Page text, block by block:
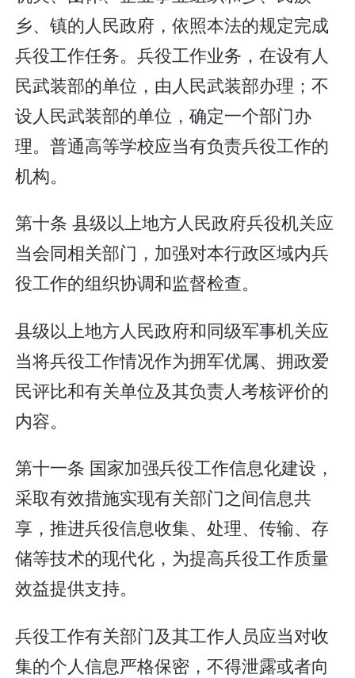
乡、镇的人民政府，依照本法的规定完成
兵役工作任务。兵役工作业务，在设有人
民武装部的单位，由人民武装部办理；不
设人民武装部的单位，确定一个部门办
理。普通高等学校应当有负责兵役工作的
机构。
第十条 县级以上地方人民政府兵役机关应
当会同相关部门，加强对本行政区域内兵
役工作的组织协调和监督检查。
县级以上地方人民政府和同级军事机关应
当将兵役工作情况作为拥军优属、拥政爱
民评比和有关单位及其负责人考核评价的
内容。
第十一条 国家加强兵役工作信息化建设，
采取有效措施实现有关部门之间信息共
享，推进兵役信息收集、处理、传输、存
储等技术的现代化，为提高兵役工作质量
效益提供支持。
兵役工作有关部门及其工作人员应当对收
集的个人信息严格保密，不得泄露或者向